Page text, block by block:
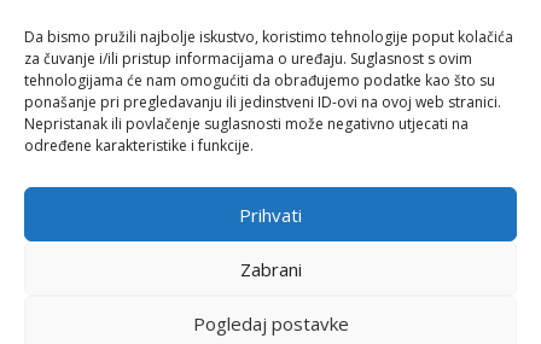
Da bismo pružili najbolje iskustvo, koristimo tehnologije poput kolačića
za čuvanje i/ili pristup informacijama o uređaju. Suglasnost s ovim
tehnologijama će nam omogućiti da obrađujemo podatke kao što su
ponašanje pri pregledavanju ili jedinstveni ID-ovi na ovoj web stranici.
Nepristanak ili povlačenje suglasnosti može negativno utjecati na
određene karakteristike i funkcije.
Prihvati
Zabrani
Pogledaj postavke
Jadranko +385 91 501 4218
info@vinopedia.hr
© 2023, Vinopedia, sva prava sadržana / Web by
Negactive